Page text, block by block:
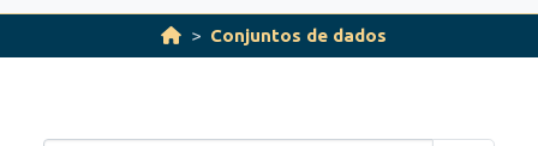
Conjuntos de dados